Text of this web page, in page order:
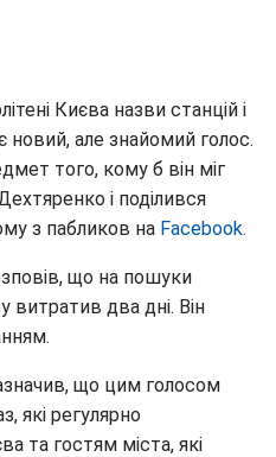
Києва назви станцій і
новий, але знайомий голос.
того, кому б він міг
і поділився
з пабликов на Facebook.
що на пошуки
витратив два дні. Він
що цим голосом
які регулярно
та гостям міста, які